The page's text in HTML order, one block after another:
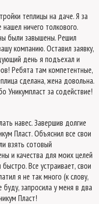
теплицы на даче. Я за
ничего толкового.
были завышены. Решил
компанию. Оставил заявку,
день я подъехал и
Ребята там компетентные,
сделана, жена довольна.
Уникумпласт за содействие!
навес. Завершив долгие
Пласт. Объяснил все свои
взять сотовый
и качества для моих целей
Все устраивает, свои
я не так много (к слову,
запросила у меня в два
Пласт!